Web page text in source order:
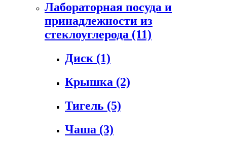
Лабораторная посуда и
принадлежности из
стеклоуглерода (11)
Диск (1)
Крышка (2)
Тигель (5)
Чаша (3)